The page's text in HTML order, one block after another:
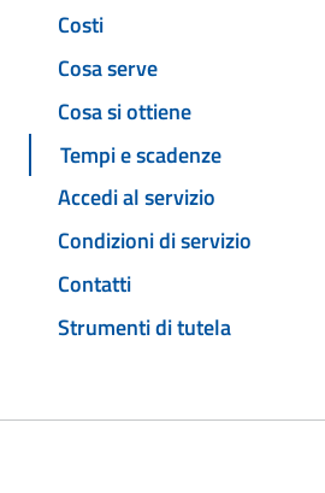
Costi
Cosa serve
Cosa si ottiene
Tempi e scadenze
Accedi al servizio
Condizioni di servizio
Contatti
Strumenti di tutela